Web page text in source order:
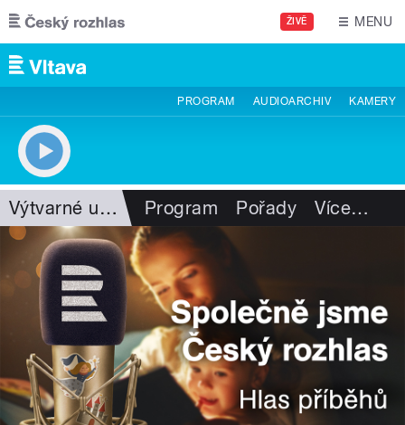
Přejít k hlavnímu obsahu
ŽIVĚ MENU
PROGRAM AUDIOARCHIV KAMERY
Výtvarné umění Program Pořady Více…